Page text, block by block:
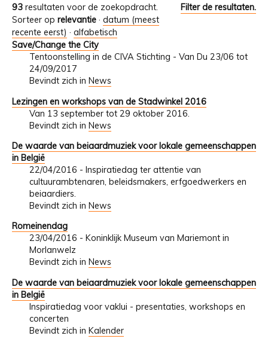
93 resultaten voor de zoekopdracht.
Filter de resultaten.
Sorteer op relevantie · datum (meest
recente eerst) · alfabetisch
Save/Change the City
Tentoonstelling in de CIVA Stichting - Van Du 23/06 tot
24/09/2017
Bevindt zich in News
Lezingen en workshops van de Stadwinkel 2016
Van 13 september tot 29 oktober 2016.
Bevindt zich in News
De waarde van beiaardmuziek voor lokale gemeenschappen
in België
22/04/2016 - Inspiratiedag ter attentie van
cultuurambtenaren, beleidsmakers, erfgoedwerkers en
beiaardiers.
Bevindt zich in News
Romeinendag
23/04/2016 - Koninklijk Museum van Mariemont in
Morlanwelz
Bevindt zich in News
De waarde van beiaardmuziek voor lokale gemeenschappen
in België
Inspiratiedag voor vaklui - presentaties, workshops en
concerten
Bevindt zich in Kalender